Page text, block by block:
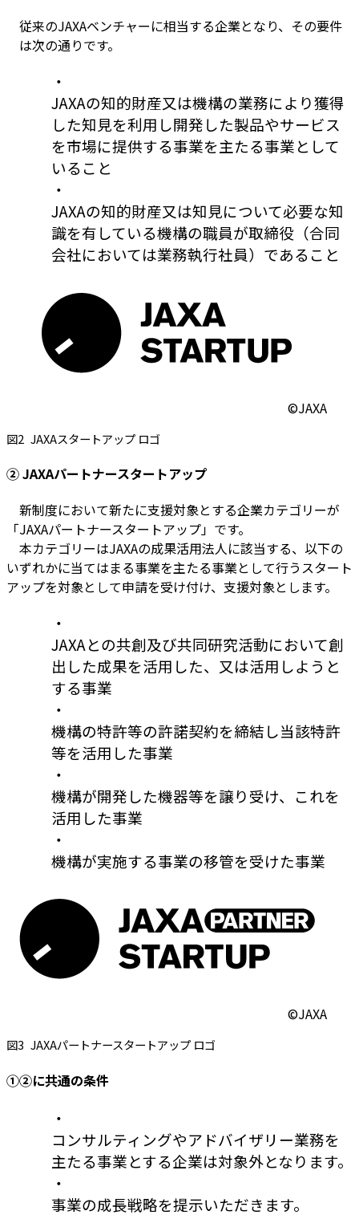
従来のJAXAベンチャーに相当する企業となり、その要件
は次の通りです。
・
JAXAの知的財産又は機構の業務により獲得
した知見を利用し開発した製品やサービス
を市場に提供する事業を主たる事業として
いること
・
JAXAの知的財産又は知見について必要な知
識を有している機構の職員が取締役（合同
会社においては業務執行社員）であること
©JAXA
図2 JAXAスタートアップ ロゴ
② JAXAパートナースタートアップ
新制度において新たに支援対象とする企業カテゴリーが
「JAXAパートナースタートアップ」です。
本カテゴリーはJAXAの成果活用法人に該当する、以下の
いずれかに当てはまる事業を主たる事業として行うスタート
アップを対象として申請を受け付け、支援対象とします。
・
JAXAとの共創及び共同研究活動において創
出した成果を活用した、又は活用しようと
する事業
・
機構の特許等の許諾契約を締結し当該特許
等を活用した事業
・
機構が開発した機器等を譲り受け、これを
活用した事業
・
機構が実施する事業の移管を受けた事業
©JAXA
図3 JAXAパートナースタートアップ ロゴ
①②に共通の条件
・
コンサルティングやアドバイザリー業務を
主たる事業とする企業は対象外となります。
・
事業の成長戦略を提示いただきます。